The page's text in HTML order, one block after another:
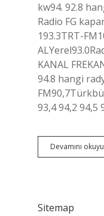
kw94. 92.8
Radio FG
193.3TRT-
KANAL
94.8 hangi
93,4 94,2
Devamını
Sitemap